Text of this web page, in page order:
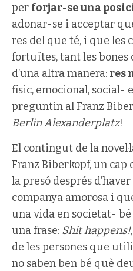
per forjar-se una
adonar-se i acceptar
res del que té, i que les
fortuïtes, tant les bones
d’una altra manera: res
físic, emocional, social-
preguntin al Franz
Berlin Alexanderplatz!
El contingut de la
Franz Biberkopf, un
la presó després
companya amorosa i
una vida en societat-
una frase: Shit happens!
de les persones que
no saben ben bé què